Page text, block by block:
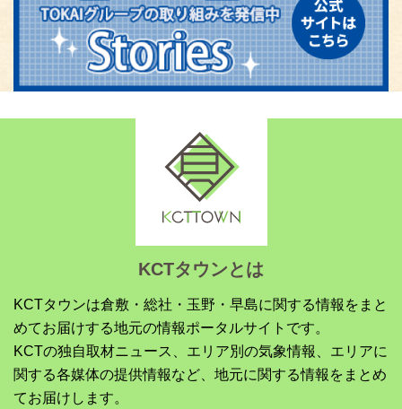
KCTタウンとは
KCTタウンは倉敷・総社・玉野・早島に関する情報をまと
めてお届けする地元の情報ポータルサイトです。
KCTの独自取材ニュース、エリア別の気象情報、エリアに
関する各媒体の提供情報など、地元に関する情報をまとめ
てお届けします。